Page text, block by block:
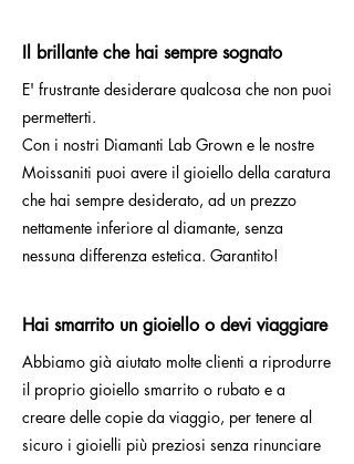
Il brillante che hai sempre sognato
E' frustrante desiderare qualcosa che non puoi
permetterti.
Con i nostri Diamanti Lab Grown e le nostre
Moissaniti puoi avere il gioiello della caratura
che hai sempre desiderato, ad un prezzo
nettamente inferiore al diamante, senza
nessuna differenza estetica. Garantito!
Hai smarrito un gioiello o devi viaggiare
Abbiamo già aiutato molte clienti a riprodurre
il proprio gioiello smarrito o rubato e a
creare delle copie da viaggio, per tenere al
sicuro i gioielli più preziosi senza rinunciare